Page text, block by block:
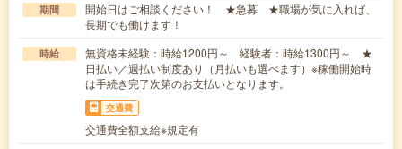
期間
開始日はご相談ください！ ★急募 ★職場が気に入れば、
長期でも働けます！
時給
無資格未経験：時給1200円～ 経験者：時給1300円～ ★
日払い／週払い制度あり（月払いも選べます）※稼働開始時
は手続き完了次第のお支払いとなります。
交通費
交通費全額支給※規定有